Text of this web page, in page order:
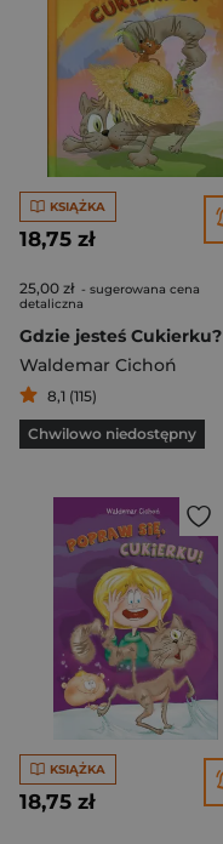
KSIĄŻKA
18,75 zł
25,00 zł - sugerowana cena
detaliczna
Gdzie jesteś Cukierku?
Waldemar Cichoń
8,1 (115)
Chwilowo niedostępny
KSIĄŻKA
18,75 zł